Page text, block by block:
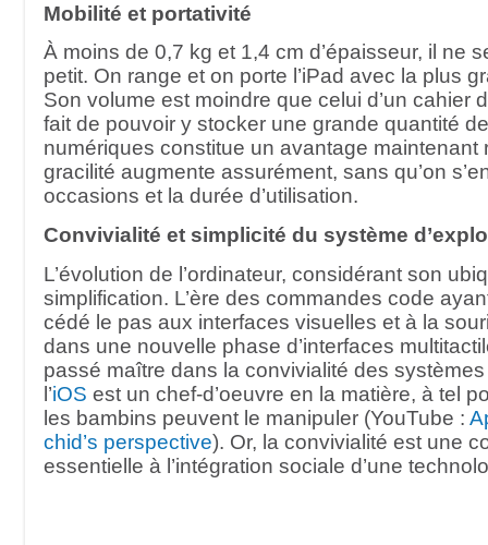
Mobilité et portativité
À moins de 0,7 kg et 1,4 cm d’épaisseur, il ne
petit. On range et on porte l’iPad avec la plus
Son volume est moindre que celui d’un cahier
fait de pouvoir y stocker une grande quantité
numériques constitue un avantage maintenant
gracilité augmente assurément, sans qu’on
occasions et la durée d’utilisation.
Convivialité et simplicité du système
L’évolution de l’ordinateur, considérant son
simplification. L’ère des commandes code
cédé le pas aux interfaces visuelles et à la
dans une nouvelle phase d’interfaces
passé maître dans la convivialité des systèmes
l’iOS est un chef-d’oeuvre en la matière, à tel
les bambins peuvent le manipuler (YouTube :
chid’s perspective). Or, la convivialité est une
essentielle à l’intégration sociale d’une